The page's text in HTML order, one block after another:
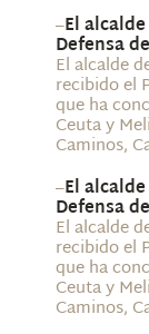
–El
Defensa
El alcalde
recibido el
que ha
Ceuta y
Caminos,
–El
Defensa
El alcalde
recibido el
que ha
Ceuta y
Caminos,